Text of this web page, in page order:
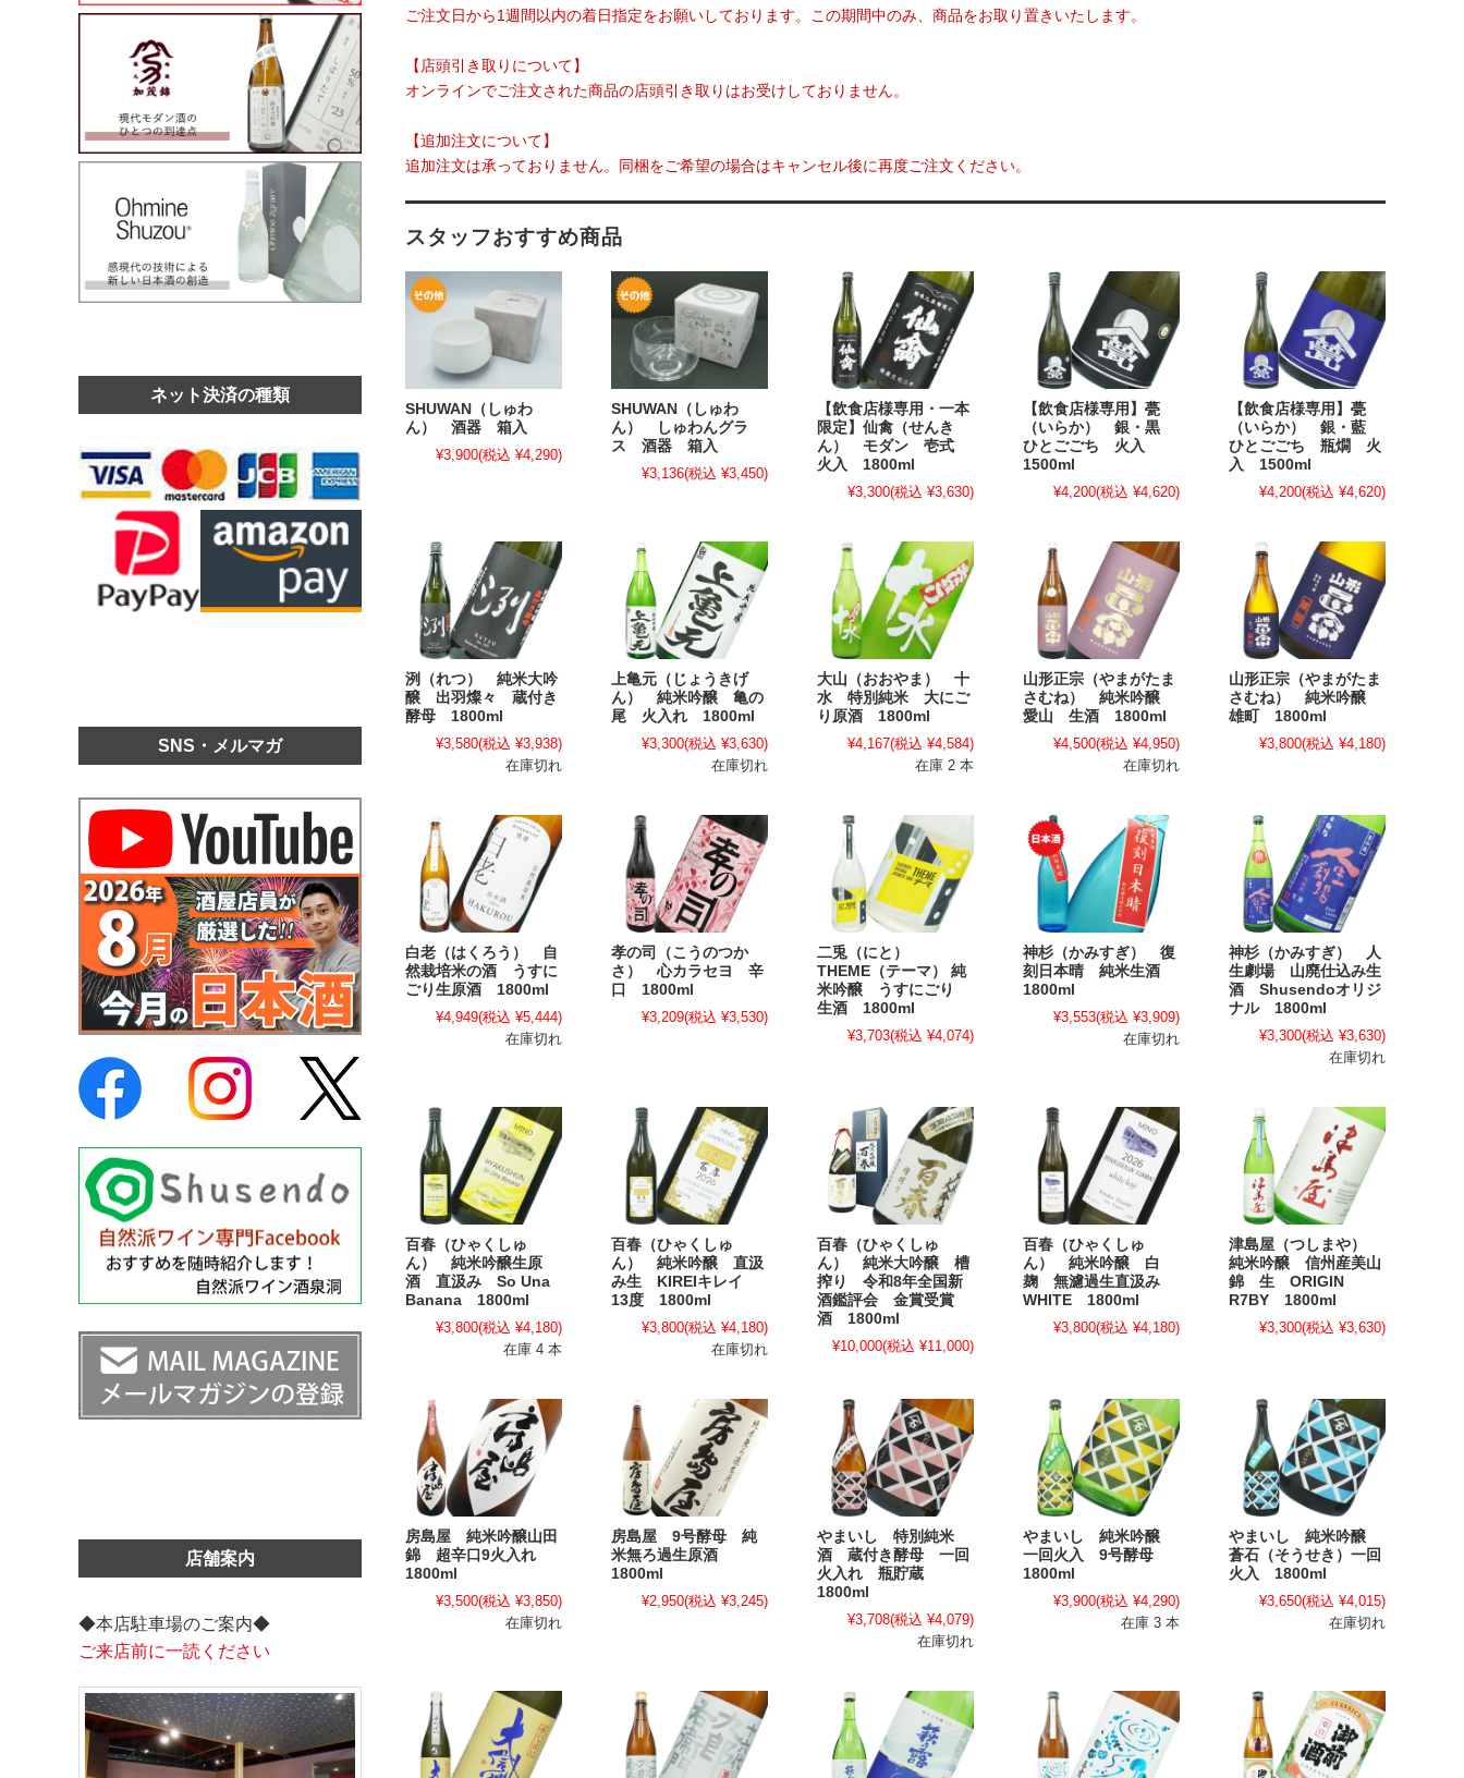
ご注文日から1週間以内の着日指定をお願いしております。この期間中のみ、商品をお取り置きいたします。
【店頭引き取りについて】
オンラインでご注文された商品の店頭引き取りはお受けしておりません。
【追加注文について】
追加注文は承っておりません。同梱をご希望の場合はキャンセル後に再度ご注文ください。
スタッフおすすめ商品
SHUWAN（しゅわ
ん） 酒器 箱入
¥3,900(税込 ¥4,290)
SHUWAN（しゅわ
ん） しゅわんグラ
ス 酒器 箱入
¥3,136(税込 ¥3,450)
【飲食店様専用・一本
限定】仙禽（せんき
ん） モダン 壱式
火入 1800ml
¥3,300(税込 ¥3,630)
【飲食店様専用】甍
（いらか） 銀・黒
ひとごごち 火入
1500ml
¥4,200(税込 ¥4,620)
【飲食店様専用】甍
（いらか） 銀・藍
ひとごごち 瓶燗 火
入 1500ml
¥4,200(税込 ¥4,620)
洌（れつ） 純米大吟
醸 出羽燦々 蔵付き
酵母 1800ml
¥3,580(税込 ¥3,938)
在庫切れ
上亀元（じょうきげ
ん） 純米吟醸 亀の
尾 火入れ 1800ml
¥3,300(税込 ¥3,630)
在庫切れ
大山（おおやま） 十
水 特別純米 大にご
り原酒 1800ml
¥4,167(税込 ¥4,584)
在庫 2 本
山形正宗（やまがたま
さむね） 純米吟醸
愛山 生酒 1800ml
¥4,500(税込 ¥4,950)
在庫切れ
山形正宗（やまがたま
さむね） 純米吟醸
雄町 1800ml
¥3,800(税込 ¥4,180)
白老（はくろう） 自
然栽培米の酒 うすに
ごり生原酒 1800ml
¥4,949(税込 ¥5,444)
在庫切れ
孝の司（こうのつか
さ） 心カラセヨ 辛
口 1800ml
¥3,209(税込 ¥3,530)
二兎（にと）
THEME（テーマ） 純
米吟醸 うすにごり
生酒 1800ml
¥3,703(税込 ¥4,074)
神杉（かみすぎ） 復
刻日本晴 純米生酒
1800ml
¥3,553(税込 ¥3,909)
在庫切れ
神杉（かみすぎ） 人
生劇場 山廃仕込み生
酒 Shusendoオリジ
ナル 1800ml
¥3,300(税込 ¥3,630)
在庫切れ
百春（ひゃくしゅ
ん） 純米吟醸生原
酒 直汲み So Una
Banana 1800ml
¥3,800(税込 ¥4,180)
在庫 4 本
百春（ひゃくしゅ
ん） 純米吟醸 直汲
み生 KIREIキレイ
13度 1800ml
¥3,800(税込 ¥4,180)
在庫切れ
百春（ひゃくしゅ
ん） 純米大吟醸 槽
搾り 令和8年全国新
酒鑑評会 金賞受賞
酒 1800ml
¥10,000(税込 ¥11,000)
百春（ひゃくしゅ
ん） 純米吟醸 白
麹 無濾過生直汲み
WHITE 1800ml
¥3,800(税込 ¥4,180)
津島屋（つしまや）
純米吟醸 信州産美山
錦 生 ORIGIN
R7BY 1800ml
¥3,300(税込 ¥3,630)
房島屋 純米吟醸山田
錦 超辛口9火入れ
1800ml
¥3,500(税込 ¥3,850)
在庫切れ
房島屋 9号酵母 純
米無ろ過生原酒
1800ml
¥2,950(税込 ¥3,245)
やまいし 特別純米
酒 蔵付き酵母 一回
火入れ 瓶貯蔵
1800ml
¥3,708(税込 ¥4,079)
在庫切れ
やまいし 純米吟醸
一回火入 9号酵母
1800ml
¥3,900(税込 ¥4,290)
在庫 3 本
やまいし 純米吟醸
蒼石（そうせき）一回
火入 1800ml
¥3,650(税込 ¥4,015)
在庫切れ
ネット決済の種類
SNS・メルマガ
店舗案内
◆本店駐車場のご案内◆
ご来店前に一読ください